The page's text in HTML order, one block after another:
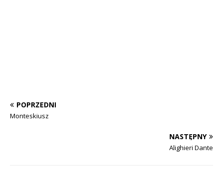
POPRZEDNI
Monteskiusz
NASTĘPNY
Alighieri Dante